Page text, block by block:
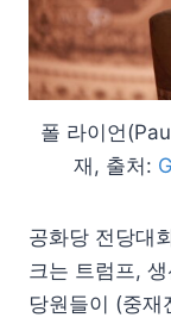
폴 라이언
재, 출처:
공화당 전당대
크는 트럼프,
당원들이 (중재